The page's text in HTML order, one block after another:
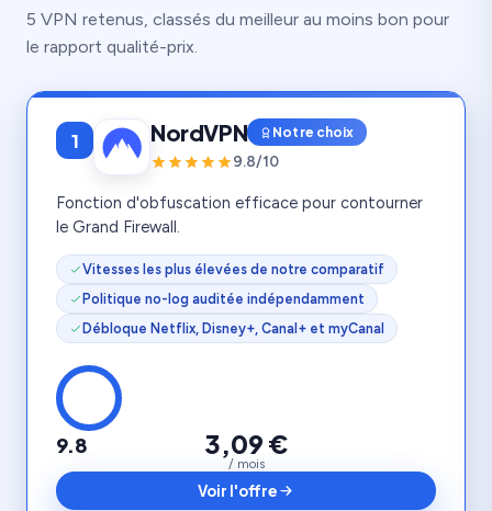
5 VPN retenus, classés du meilleur au moins bon pour
le rapport qualité-prix.
1 NordVPN Notre choix
9.8/10
Fonction d'obfuscation efficace pour contourner
le Grand Firewall.
Vitesses les plus élevées de notre comparatif
Politique no-log auditée indépendamment
Débloque Netflix, Disney+, Canal+ et myCanal
9.8 3,09 €
/ mois
Voir l'offre